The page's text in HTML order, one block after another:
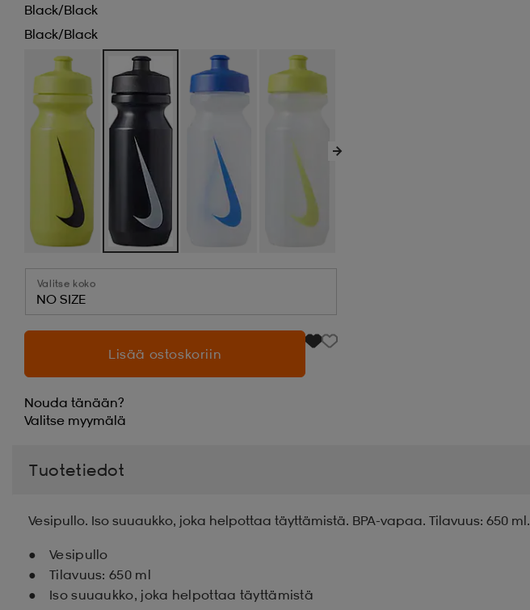
Black/black
Black/black
Valitse koko
NO SIZE
Lisää ostoskoriin
Nouda tänään?
Valitse myymälä
Tuotetiedot
Vesipullo. Iso suuaukko, joka helpottaa täyttämistä. BPA-vapaa. Tilavuus: 650 ml.
Vesipullo
Tilavuus: 650 ml
Iso suuaukko, joka helpottaa täyttämistä